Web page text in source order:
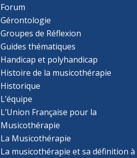
Forum
Gérontologie
Groupes de Réflexion
Guides thématiques
Handicap et polyhandicap
Histoire de la musicothérapie
Historique
L’équipe
L’Union Française pour la
Musicothérapie
La Musicothérapie
La musicothérapie et sa définition à